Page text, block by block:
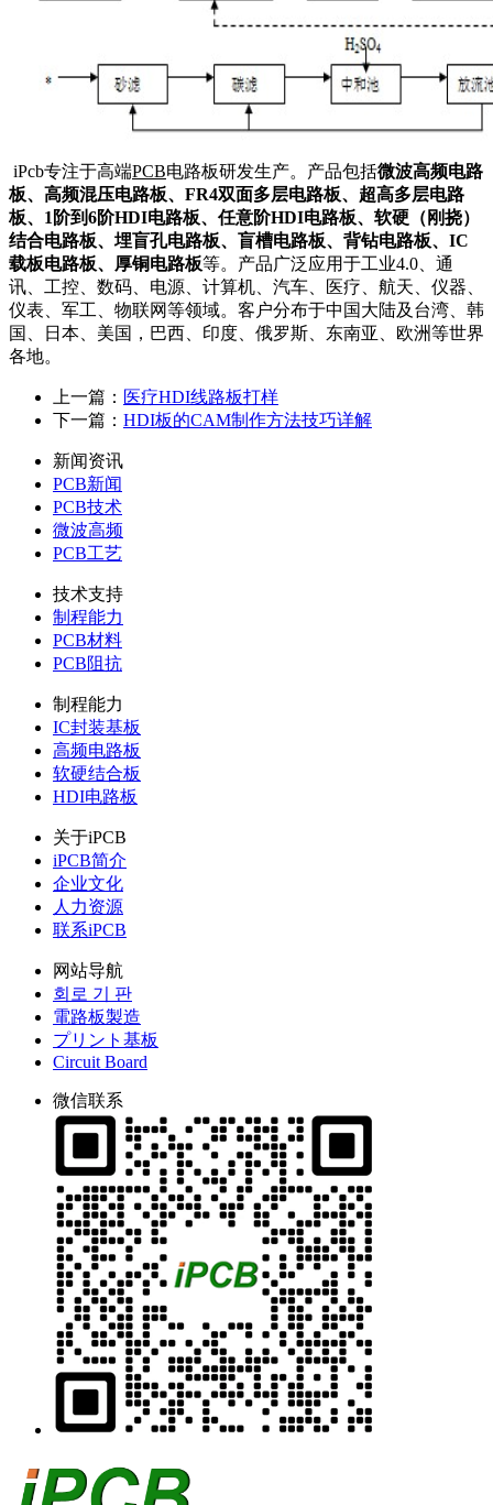
iPcb专注于高端PCB电路板研发生产。产品包括微波高频电路
板、高频混压电路板、FR4双面多层电路板、超高多层电路
板、1阶到6阶HDI电路板、任意阶HDI电路板、软硬（刚挠）
结合电路板、埋盲孔电路板、盲槽电路板、背钻电路板、IC
载板电路板、厚铜电路板等。产品广泛应用于工业4.0、通
讯、工控、数码、电源、计算机、汽车、医疗、航天、仪器、
仪表、军工、物联网等领域。客户分布于中国大陆及台湾、韩
国、日本、美国，巴西、印度、俄罗斯、东南亚、欧洲等世界
各地。
上一篇： 医疗HDI线路板打样
下一篇： HDI板的CAM制作方法技巧详解
新闻资讯
PCB新闻
PCB技术
微波高频
PCB工艺
技术支持
制程能力
PCB材料
PCB阻抗
制程能力
IC封装基板
高频电路板
软硬结合板
HDI电路板
关于iPCB
iPCB简介
企业文化
人力资源
联系iPCB
网站导航
회로 기 판
電路板製造
プリント基板
Circuit Board
微信联系